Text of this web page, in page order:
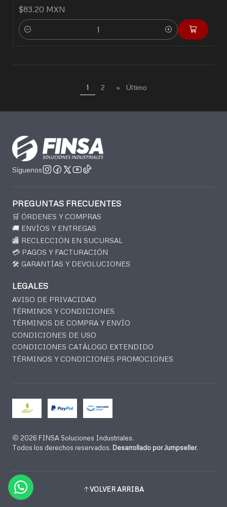
$83.20 MXN
Cantidad
1 2 » Último
Síguenos
PREGUNTAS FRECUENTES
🛒 ÓRDENES Y COMPRAS
🚚 ENVÍOS Y ENTREGAS
🏬 RECLECCIÓN EN SUCURSAL
💳 PAGOS Y FACTURACIÓN
🛠️ GARANTÍAS Y DEVOLUCIONES
LEGALES
AVISO DE PRIVACIDAD
TÉRMINOS Y CONDICIONES
TÉRMINOS DE COMPRA Y ENVÍO
CONDICIONES DE USO
CONDICIONES CATÁLOGO EXTENDIDO
TÉRMINOS Y CONDICIONES PROMOCIONES
2026 FINSA Soluciones Industriales.
Todos los derechos reservados. Desarrollado por Jumpseller.
VOLVER ARRIBA